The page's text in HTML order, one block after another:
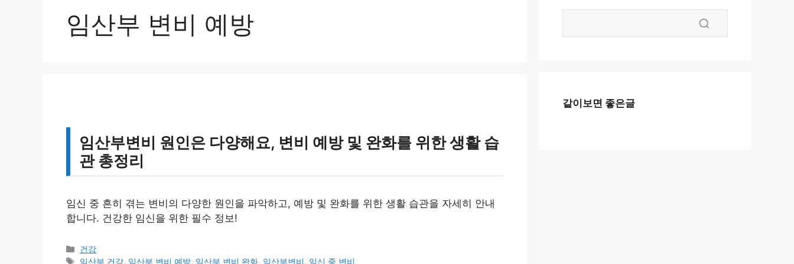
임산부 변비 예방
임산부변비 원인은 다양해요, 변비 예방 및 완화를 위한 생활 습
관 총정리
임신 중 흔히 겪는 변비의 다양한 원인을 파악하고, 예방 및 완화를 위한 생활 습관을 자세히 안내
합니다. 건강한 임신을 위한 필수 정보!
카
테
건강
태
임산부 건강, 임산부 변비 예방, 임산부 변비 완화, 임산부변비, 임신 중 변비
같이보면 좋은글